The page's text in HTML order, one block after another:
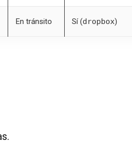
En tránsito Sí (dropbox)